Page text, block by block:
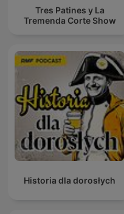
Tres Patines y La
Tremenda Corte Show
Historia dla dorosłych